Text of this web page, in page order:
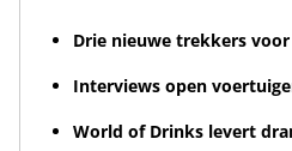
Drie nieuwe trekkers
Interviews open
World of Drinks levert